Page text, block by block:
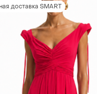
доставка SMART